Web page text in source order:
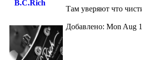
B.C.Rich
Там уверяют что
Добавлено: Mon Aug